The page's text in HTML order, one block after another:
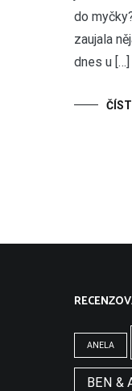
do
zaujala
dnes u […]
ANELA
BEN &